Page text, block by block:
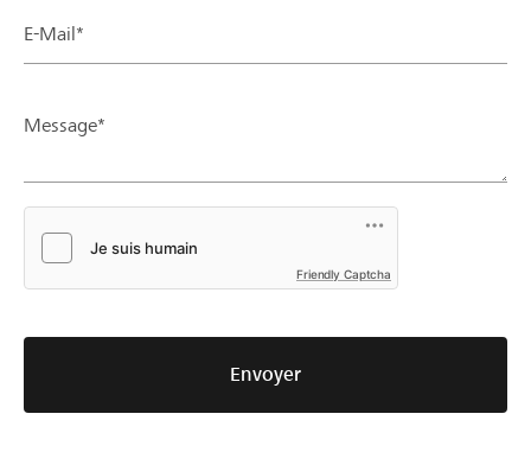
E-Mail*
Message*
Friendly Captcha
Envoyer